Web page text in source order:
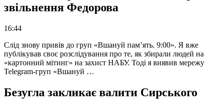
звільнення Федорова
16:44
Слід знову привів до груп «Вшануй пам’ять. 9:00». Я вже
публікував своє розслідування про те, як збирали людей на
«картонний мітинг» на захист НАБУ. Тоді я виявив мережу
Telegram-груп «Вшануй …
Безугла закликає валити Сирського